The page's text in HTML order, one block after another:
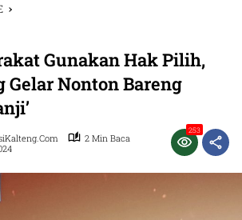
Gunakan Hak Pilih,
Gelar Nonton Bareng
2 Min Baca
253